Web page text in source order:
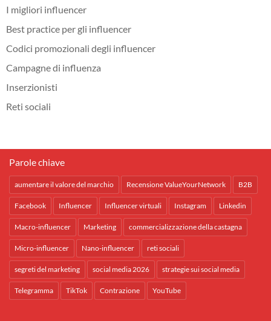
I migliori influencer
Best practice per gli influencer
Codici promozionali degli influencer
Campagne di influenza
Inserzionisti
Reti sociali
Parole chiave
aumentare il valore del marchio Recensione ValueYourNetwork B2B
Facebook Influencer Influencer virtuali Instagram Linkedin
Macro-influencer Marketing commercializzazione della castagna
Micro-influencer Nano-influencer reti sociali
segreti del marketing social media 2026 strategie sui social media
Telegramma TikTok Contrazione YouTube